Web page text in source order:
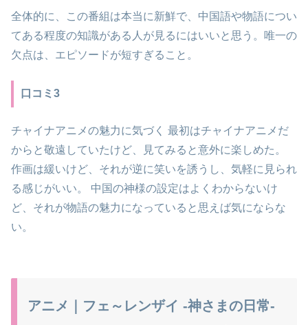
全体的に、この番組は本当に新鮮で、中国語や物語につい
てある程度の知識がある人が見るにはいいと思う。唯一の
欠点は、エピソードが短すぎること。
口コミ3
チャイナアニメの魅力に気づく 最初はチャイナアニメだ
からと敬遠していたけど、見てみると意外に楽しめた。
作画は緩いけど、それが逆に笑いを誘うし、気軽に見られ
る感じがいい。 中国の神様の設定はよくわからないけ
ど、それが物語の魅力になっていると思えば気にならな
い。
アニメ｜フェ～レンザイ -神さまの日常-